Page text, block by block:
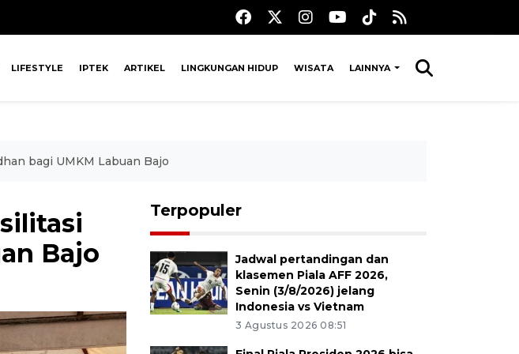
LIFESTYLE IPTEK ARTIKEL LINGKUNGAN HIDUP WISATA LAINNYA
bagi UMKM Labuan Bajo
Bajo
Terpopuler
Jadwal pertandingan dan
klasemen Piala AFF 2026,
Senin (3/8/2026) jelang
Indonesia vs Vietnam
3 Agustus 2026 08:51